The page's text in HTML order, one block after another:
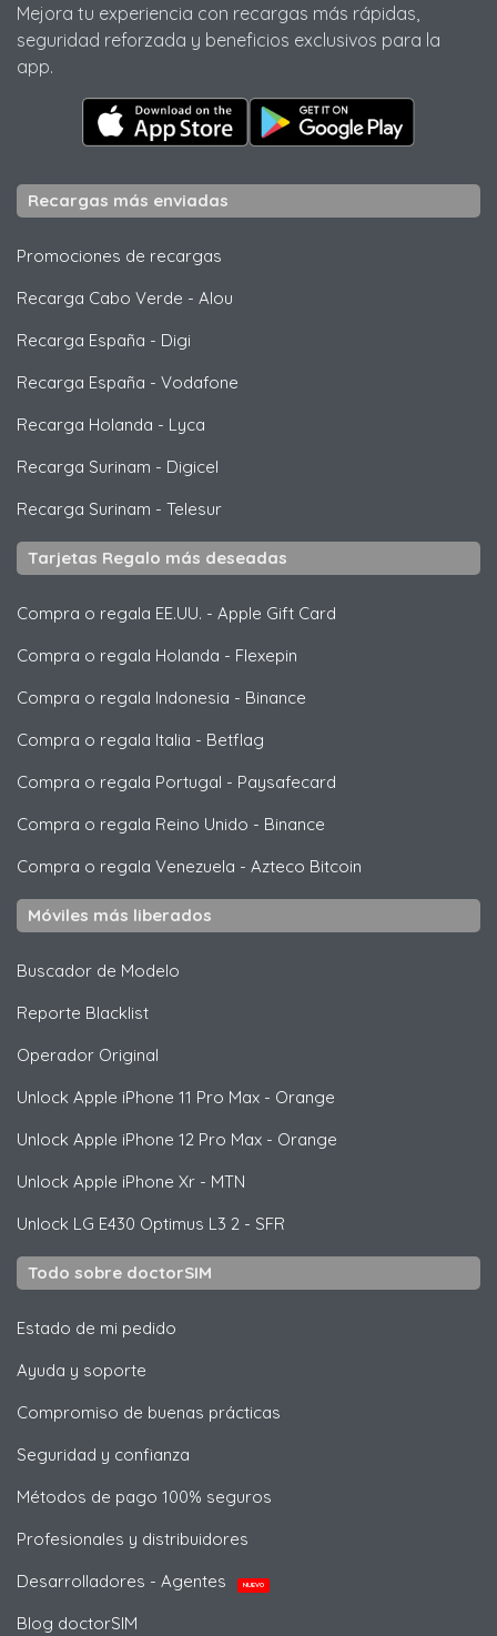
Mejora tu experiencia con recargas más rápidas,
seguridad reforzada y beneficios exclusivos para la
app.
Recargas más enviadas
Promociones de recargas
Recarga Cabo Verde - Alou
Recarga España - Digi
Recarga España - Vodafone
Recarga Holanda - Lyca
Recarga Surinam - Digicel
Recarga Surinam - Telesur
Tarjetas Regalo más deseadas
Compra o regala EE.UU. - Apple Gift Card
Compra o regala Holanda - Flexepin
Compra o regala Indonesia - Binance
Compra o regala Italia - Betflag
Compra o regala Portugal - Paysafecard
Compra o regala Reino Unido - Binance
Compra o regala Venezuela - Azteco Bitcoin
Móviles más liberados
Buscador de Modelo
Reporte Blacklist
Operador Original
Unlock Apple iPhone 11 Pro Max - Orange
Unlock Apple iPhone 12 Pro Max - Orange
Unlock Apple iPhone Xr - MTN
Unlock LG E430 Optimus L3 2 - SFR
Todo sobre doctorSIM
Estado de mi pedido
Ayuda y soporte
Compromiso de buenas prácticas
Seguridad y confianza
Métodos de pago 100% seguros
Profesionales y distribuidores
Desarrolladores - Agentes
NUEVO
Blog doctorSIM